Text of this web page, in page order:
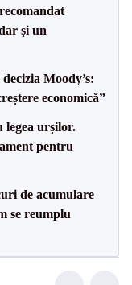
și un
Moody’s:
economică”
legea urșilor.
pentru
de acumulare
se reumplu